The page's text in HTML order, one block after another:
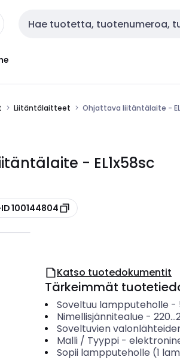
Haku
Liitäntälaitteet Ohjattava liitäntälaite -
- EL1x58sc
100144804
Katso tuotedokumentit
Tärkeimmät
Soveltuu lampputeholle -
Nimellisjännitealue -
Soveltuvien
Malli / Tyyppi-
Sopii lampputeholle (1